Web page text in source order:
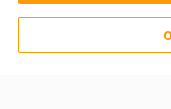
ООО
г. Минск, ул. Тимирязева, д.